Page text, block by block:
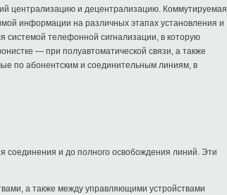
централизацию и децентрализацию. Коммутируемая
информации на различных этапах установления и
системой телефонной сигнализации, в которую
— при полуавтоматической связи, а также
по абонентским и соединительным линиям, в
соединения и до полного освобождения линий. Эти
а также между управляющими устройствами